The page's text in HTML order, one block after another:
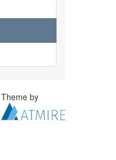
Theme by